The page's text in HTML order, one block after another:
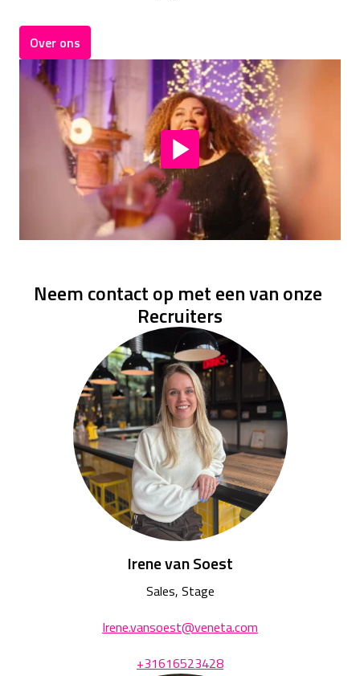
Over ons
Neem contact op met een van onze
Recruiters
Irene van Soest
Sales, Stage
Irene.vansoest@veneta.com
+31616523428